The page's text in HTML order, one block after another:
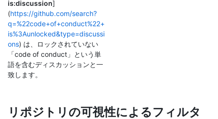
is:discussion]
(https://github.com/search?
q=%22code+of+conduct%22+
is%3Aunlocked&type=discussi
ons) は、ロックされていない
「code of conduct」という単
語を含むディスカッションと一
致します。
リポジトリの可視性によるフィルタ